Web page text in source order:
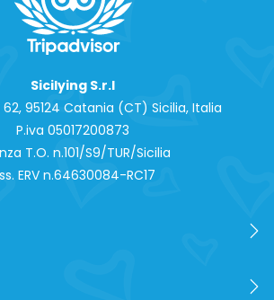
Sicilying S.r.l
95124 Catania (CT) Sicilia, Italia
P.iva 0‍5017200873
T.O. n.101/S9/TUR/Sicilia
ERV n.64630084-RC17